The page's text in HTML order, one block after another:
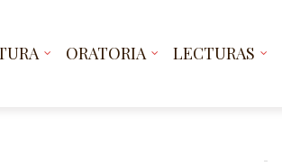
ORATORIA LECTURAS